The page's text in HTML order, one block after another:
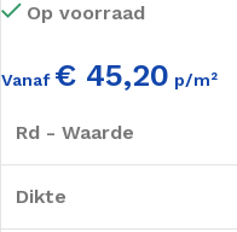
Op voorraad
Vanaf € 45,20 p/m²
Rd - Waarde
Dikte